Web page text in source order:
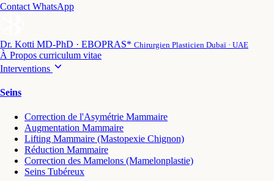
Contact WhatsApp
Dr. Kotti MD-PhD · EBOPRAS* Chirurgien Plasticien Dubaï · UAE
À Propos curriculum vitae
Interventions
Seins
Correction de l'Asymétrie Mammaire
Augmentation Mammaire
Lifting Mammaire (Mastopexie Chignon)
Réduction Mammaire
Correction des Mamelons (Mamelonplastie)
Seins Tubéreux